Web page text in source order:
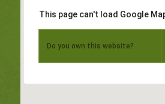
This page can't load Google
Do you own this website?